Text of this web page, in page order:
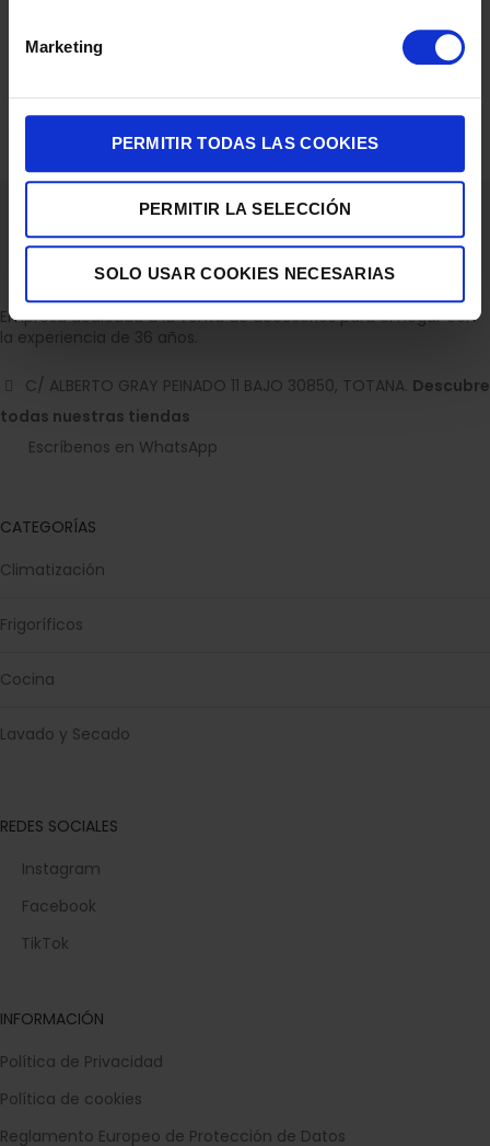
Marketing
PERMITIR TODAS LAS COOKIES
PERMITIR LA SELECCIÓN
SOLO USAR COOKIES NECESARIAS
38,90€
Empresa dedicada a la venta de accesorios para el hogar con
la experiencia de 36 años.
C/ ALBERTO GRAY PEINADO 11 BAJO 30850, TOTANA. Descubre
todas nuestras tiendas
Escríbenos en WhatsApp
CATEGORÍAS
Climatización
Frigoríficos
Cocina
Lavado y Secado
REDES SOCIALES
Instagram
Facebook
TikTok
INFORMACIÓN
Política de Privacidad
Política de cookies
Reglamento Europeo de Protección de Datos